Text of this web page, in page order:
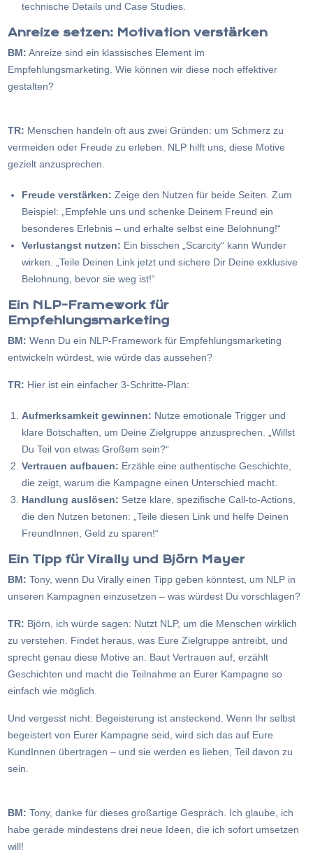
technische Details und Case Studies.
Anreize setzen: Motivation verstärken
BM: Anreize sind ein klassisches Element im
Empfehlungsmarketing. Wie können wir diese noch effektiver
gestalten?
TR: Menschen handeln oft aus zwei Gründen: um Schmerz zu
vermeiden oder Freude zu erleben. NLP hilft uns, diese Motive
gezielt anzusprechen.
Freude verstärken: Zeige den Nutzen für beide Seiten. Zum
Beispiel: „Empfehle uns und schenke Deinem Freund ein
besonderes Erlebnis – und erhalte selbst eine Belohnung!“
Verlustangst nutzen: Ein bisschen „Scarcity“ kann Wunder
wirken. „Teile Deinen Link jetzt und sichere Dir Deine exklusive
Belohnung, bevor sie weg ist!“
Ein NLP-Framework für
Empfehlungsmarketing
BM: Wenn Du ein NLP-Framework für Empfehlungsmarketing
entwickeln würdest, wie würde das aussehen?
TR: Hier ist ein einfacher 3-Schritte-Plan:
Aufmerksamkeit gewinnen: Nutze emotionale Trigger und
klare Botschaften, um Deine Zielgruppe anzusprechen. „Willst
Du Teil von etwas Großem sein?“
Vertrauen aufbauen: Erzähle eine authentische Geschichte,
die zeigt, warum die Kampagne einen Unterschied macht.
Handlung auslösen: Setze klare, spezifische Call-to-Actions,
die den Nutzen betonen: „Teile diesen Link und helfe Deinen
FreundInnen, Geld zu sparen!“
Ein Tipp für Virally und Björn Mayer
BM: Tony, wenn Du Virally einen Tipp geben könntest, um NLP in
unseren Kampagnen einzusetzen – was würdest Du vorschlagen?
TR: Björn, ich würde sagen: Nutzt NLP, um die Menschen wirklich
zu verstehen. Findet heraus, was Eure Zielgruppe antreibt, und
sprecht genau diese Motive an. Baut Vertrauen auf, erzählt
Geschichten und macht die Teilnahme an Eurer Kampagne so
einfach wie möglich.
Und vergesst nicht: Begeisterung ist ansteckend. Wenn Ihr selbst
begeistert von Eurer Kampagne seid, wird sich das auf Eure
KundInnen übertragen – und sie werden es lieben, Teil davon zu
sein.
BM: Tony, danke für dieses großartige Gespräch. Ich glaube, ich
habe gerade mindestens drei neue Ideen, die ich sofort umsetzen
will!